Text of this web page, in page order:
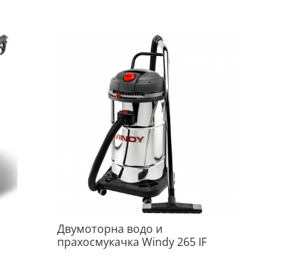
Двумоторна водо и
прахосмукачка Windy 265 IF